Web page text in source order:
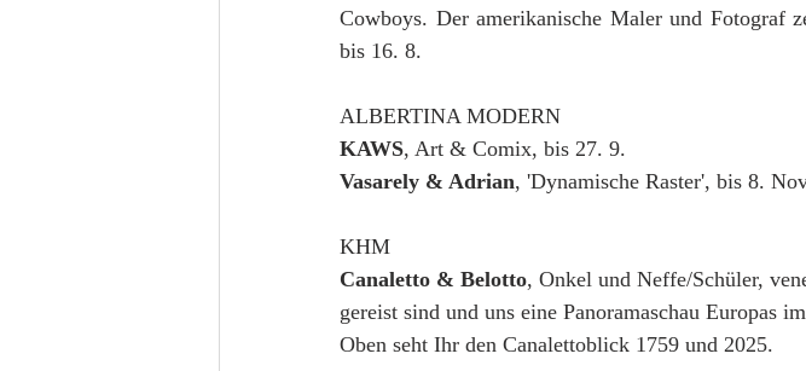
Cowboys. Der amerikanische Maler und Fotograf
bis 16. 8.
ALBERTINA MODERN
KAWS, Art & Comix, bis 27. 9.
Vasarely & Adrian, 'Dynamische Raster', bis 8.
KHM
Canaletto & Belotto, Onkel und Neffe/Schüler,
gereist sind und uns eine Panoramaschau Europas
Oben seht Ihr den Canalettoblick 1759 und 2025.